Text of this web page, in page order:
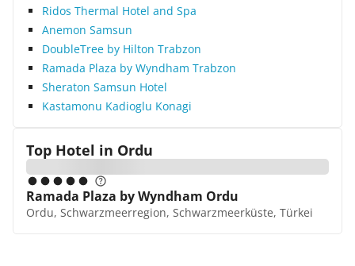
Ridos Thermal Hotel and Spa
Anemon Samsun
DoubleTree by Hilton Trabzon
Ramada Plaza by Wyndham Trabzon
Sheraton Samsun Hotel
Kastamonu Kadioglu Konagi
Top Hotel in Ordu
Ramada Plaza by Wyndham Ordu
Ordu, Schwarzmeerregion, Schwarzmeerküste, Türkei